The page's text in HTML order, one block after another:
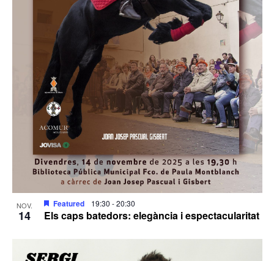
NOV.
14 Els caps batedors: elegància i espectacularitat
Featured 19:30 -20:30